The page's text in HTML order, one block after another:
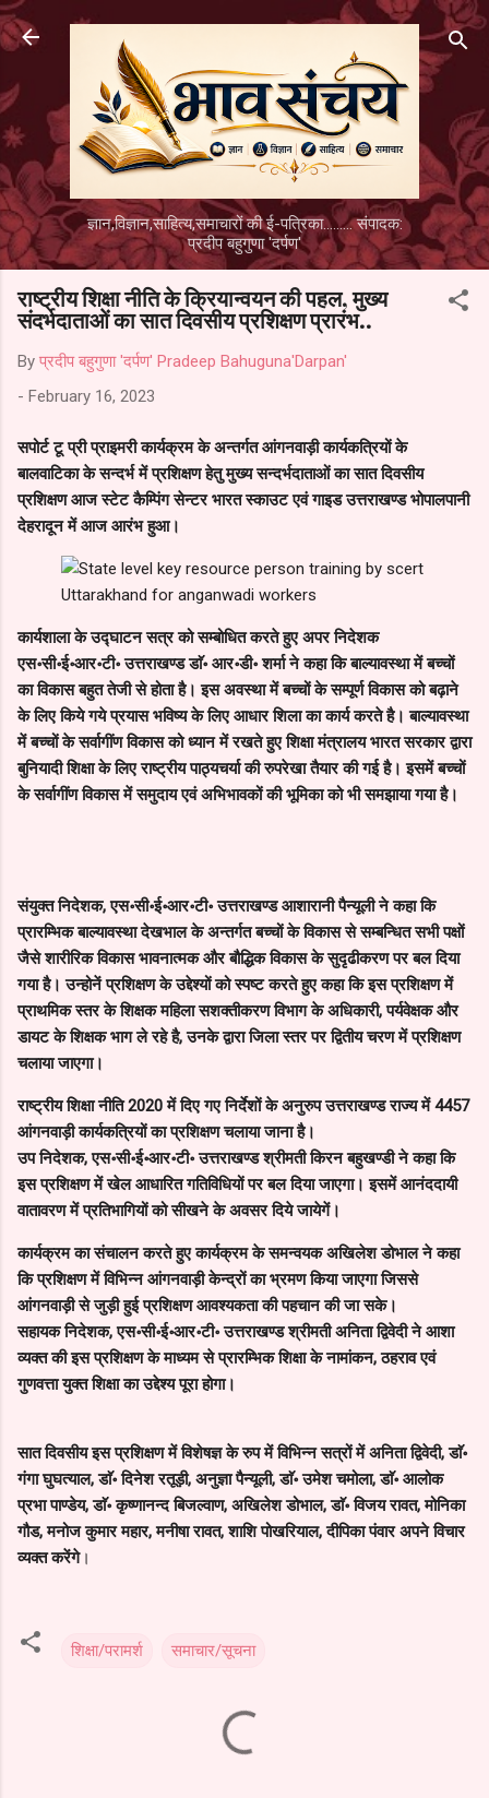
Skip to main content
ज्ञान,विज्ञान,साहित्य,समाचारों की ई-पत्रिका......... संपादक:
प्रदीप बहुगुणा 'दर्पण'
राष्ट्रीय शिक्षा नीति के क्रियान्वयन की पहल, मुख्य
संदर्भदाताओं का सात दिवसीय प्रशिक्षण प्रारंभ..
By प्रदीप बहुगुणा 'दर्पण' Pradeep Bahuguna'Darpan'
- February 16, 2023
सपोर्ट टू प्री प्राइमरी कार्यक्रम के अन्तर्गत आंगनवाड़ी कार्यकत्रियों के
बालवाटिका के सन्दर्भ में प्रशिक्षण हेतु मुख्य सन्दर्भदाताओं का सात दिवसीय
प्रशिक्षण आज स्टेट कैम्पिंग सेन्टर भारत स्काउट एवं गाइड उत्तराखण्ड भोपालपानी
देहरादून में आज आरंभ हुआ।
कार्यशाला के उद्घाटन सत्र को सम्बोधित करते हुए अपर निदेशक
एस॰सी॰ई॰आर॰टी॰ उत्तराखण्ड डाॅ॰ आर॰डी॰ शर्मा ने कहा कि बाल्यावस्था में बच्चों
का विकास बहुत तेजी से होता है। इस अवस्था में बच्चों के सम्पूर्ण विकास को बढ़ाने
के लिए किये गये प्रयास भविष्य के लिए आधार शिला का कार्य करते है। बाल्यावस्था
में बच्चों के सर्वागींण विकास को ध्यान में रखते हुए शिक्षा मंत्रालय भारत सरकार द्वारा
बुनियादी शिक्षा के लिए राष्ट्रीय पाठ्यचर्या की रुपरेखा तैयार की गई है। इसमें बच्चों
के सर्वागींण विकास में समुदाय एवं अभिभावकों की भूमिका को भी समझाया गया है।
संयुक्त निदेशक, एस॰सी॰ई॰आर॰टी॰ उत्तराखण्ड आशारानी पैन्यूली ने कहा कि
प्रारम्भिक बाल्यावस्था देखभाल के अन्तर्गत बच्चों के विकास से सम्बन्धित सभी पक्षों
जैसे शारीरिक विकास भावनात्मक और बौद्धिक विकास के सुदृढीकरण पर बल दिया
गया है। उन्होनें प्रशिक्षण के उद्देश्यों को स्पष्ट करते हुए कहा कि इस प्रशिक्षण में
प्राथमिक स्तर के शिक्षक महिला सशक्तीकरण विभाग के अधिकारी, पर्यवेक्षक और
डायट के शिक्षक भाग ले रहे है, उनके द्वारा जिला स्तर पर द्वितीय चरण में प्रशिक्षण
चलाया जाएगा।
राष्ट्रीय शिक्षा नीति 2020 में दिए गए निर्देशों के अनुरुप उत्तराखण्ड राज्य में 4457
आंगनवाड़ी कार्यकत्रियों का प्रशिक्षण चलाया जाना है।
उप निदेशक, एस॰सी॰ई॰आर॰टी॰ उत्तराखण्ड श्रीमती किरन बहुखण्डी ने कहा कि
इस प्रशिक्षण में खेल आधारित गतिविधियों पर बल दिया जाएगा। इसमें आनंददायी
वातावरण में प्रतिभागियों को सीखने के अवसर दिये जायेगें।
कार्यक्रम का संचालन करते हुए कार्यक्रम के समन्वयक अखिलेश डोभाल ने कहा
कि प्रशिक्षण में विभिन्न आंगनवाड़ी केन्द्रों का भ्रमण किया जाएगा जिससे
आंगनवाड़ी से जुड़ी हुई प्रशिक्षण आवश्यकता की पहचान की जा सके।
सहायक निदेशक, एस॰सी॰ई॰आर॰टी॰ उत्तराखण्ड श्रीमती अनिता द्विवेदी ने आशा
व्यक्त की इस प्रशिक्षण के माध्यम से प्रारम्भिक शिक्षा के नामांकन, ठहराव एवं
गुणवत्ता युक्त शिक्षा का उद्देश्य पूरा होगा।
सात दिवसीय इस प्रशिक्षण में विशेषज्ञ के रुप में विभिन्न सत्रों में अनिता द्विवेदी, डाॅ॰
गंगा घुघत्याल, डाॅ॰ दिनेश रतूड़ी, अनुज्ञा पैन्यूली, डाॅ॰ उमेश चमोला, डाॅ॰ आलोक
प्रभा पाण्डेय, डाॅ॰ कृष्णानन्द बिजल्वाण, अखिलेश डोभाल, डाॅ॰ विजय रावत, मोनिका
गौड, मनोज कुमार महार, मनीषा रावत, शाशि पोखरियाल, दीपिका पंवार अपने विचार
व्यक्त करेंगे।
शिक्षा/परामर्श समाचार/सूचना